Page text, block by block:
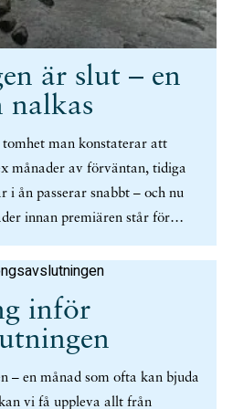
är slut – en
nalkas
man konstaterar att
månader av förväntan, tidiga
i ån passerar snabbt – och nu
innan premiären står för
av, och flugbindningen ta
äntligen hugger Den
fiska lax på, äntligen så
och även om fisken förlorat
inför
– en månad som ofta kan bjuda
vi få uppleva allt från